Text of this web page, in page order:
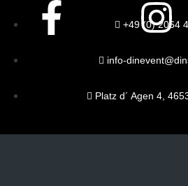
+49 (0) 2064
info-
Platz d´ Agen 4,